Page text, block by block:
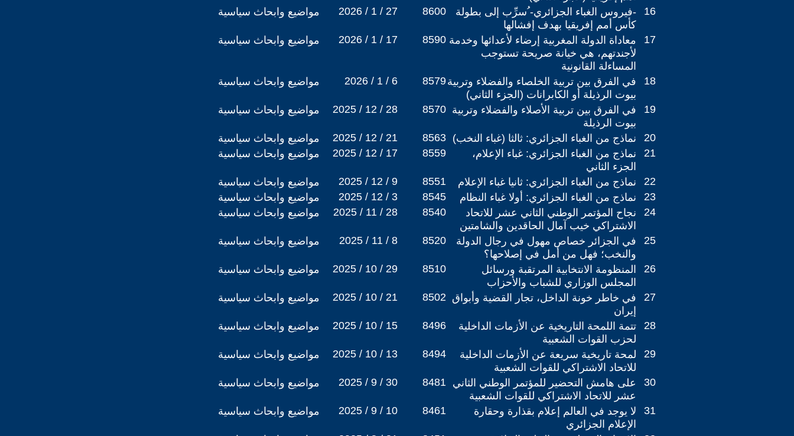
مواضيع وابحاث سياسية 2026 / 1 / 27 8600
-فيروس الغباء الجزائري- ُسرِّب إلى بطولة
كأس أمم إفريقيا بهدف إفشالها
16
مواضيع وابحاث سياسية 2026 / 1 / 17 8590 معاداة الدولة المغربية إرضاء لأعدائها وخدمة
لأجندتهم، هي خيانة صريحة تستوجب
المساءلة القانونية
17
مواضيع وابحاث سياسية 2026 / 1 / 6 8579في الفرق بين تربية الخلصاء والفضلاء وتربية
بيوت الرذيلة أو الكابرانات (الجزء الثاني)
18
مواضيع وابحاث سياسية 2025 / 12 / 28 8570 في الفرق بين تربية الأصلاء والفضلاء وتربية
بيوت الرذيلة
19
مواضيع وابحاث سياسية 2025 / 12 / 21 8563 نماذج من الغباء الجزائري: ثالثا (غباء النخب)
20
مواضيع وابحاث سياسية
2025 / 12 / 17 8559
نماذج من الغباء الجزائري: غباء الإعلام،
الجزء الثاني
21
مواضيع وابحاث سياسية 2025 / 12 / 9 8551 نماذج من الغباء الجزائري: ثانيا غباء الإعلام
22
مواضيع وابحاث سياسية
2025 / 12 / 3 8545 نماذج من الغباء الجزائري: أولا غباء النظام
23
مواضيع وابحاث سياسية
2025 / 11 / 28 8540
نجاح المؤتمر الوطني الثاني عشر للاتحاد
الاشتراكي خيب آمال الحاقدين والشامتين
24
مواضيع وابحاث سياسية 2025 / 11 / 8 8520
في الجزائر خصاص مهول في رجال الدولة
والنخب؛ فهل من أمل في إصلاحها؟
25
مواضيع وابحاث سياسية 2025 / 10 / 29 8510
المنظومة الانتخابية المرتقبة ورسائل
المجلس الوزاري للشباب والأحزاب
26
مواضيع وابحاث سياسية 2025 / 10 / 21 8502 في خاطر خونة الداخل، تجار القضية وأبواق
إيران
27
مواضيع وابحاث سياسية 2025 / 10 / 15 8496
تتمة اللمحة التاريخية عن الأزمات الداخلية
لحزب القوات الشعبية
28
مواضيع وابحاث سياسية 2025 / 10 / 13 8494
لمحة تاريخية سريعة عن الأزمات الداخلية
للاتحاد الاشتراكي للقوات الشعبية
29
مواضيع وابحاث سياسية 2025 / 9 / 30 8481 على هامش التحضير للمؤتمر الوطني الثاني
عشر للاتحاد الاشتراكي للقوات الشعبية
30
مواضيع وابحاث سياسية 2025 / 9 / 10 8461
لا يوجد في العالم إعلام بقذارة وحقارة
الإعلام الجزائري
31